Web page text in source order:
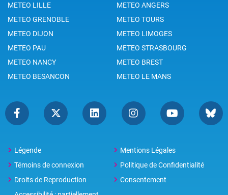
METEO LILLE
METEO ANGERS
METEO GRENOBLE
METEO TOURS
METEO DIJON
METEO LIMOGES
METEO PAU
METEO STRASBOURG
METEO NANCY
METEO BREST
METEO BESANCON
METEO LE MANS
Légende
Mentions Légales
Témoins de connexion
Politique de Confidentialité
Droits de Reproduction
Consentement